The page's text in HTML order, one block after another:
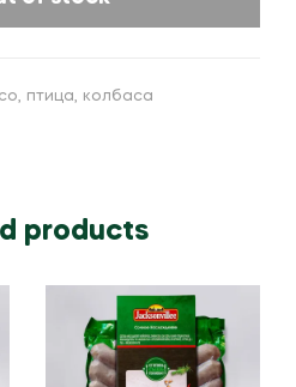
птица, колбаса
products